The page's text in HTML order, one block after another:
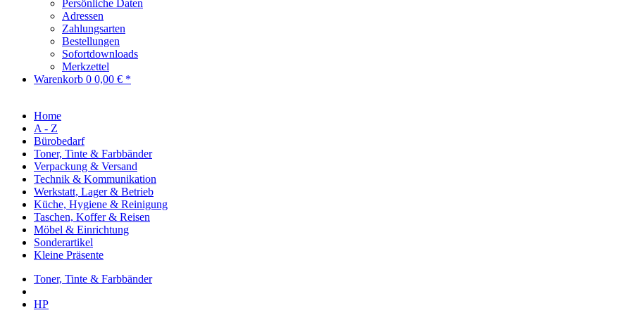
Persönliche Daten
Adressen
Zahlungsarten
Bestellungen
Sofortdownloads
Merkzettel
Warenkorb 0 0,00 € *
Home
A - Z
Bürobedarf
Toner, Tinte & Farbbänder
Verpackung & Versand
Technik & Kommunikation
Werkstatt, Lager & Betrieb
Küche, Hygiene & Reinigung
Taschen, Koffer & Reisen
Möbel & Einrichtung
Sonderartikel
Kleine Präsente
Toner, Tinte & Farbbänder
HP